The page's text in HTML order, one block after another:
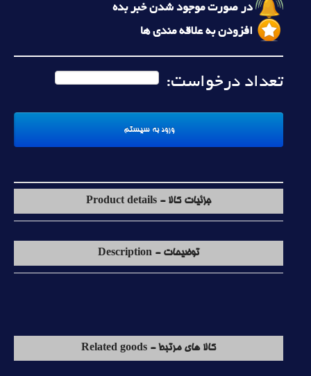
در صورت موجود شدن خبر بده
افزودن به علاقه مندی ها
تعداد درخواست:
جزئیات کالا - Product details
توضیحات - Description
کالا های مرتبط - Related goods